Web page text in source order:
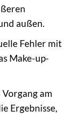
außen.
Fehler mit
Make-up-
am
Ergebnisse,